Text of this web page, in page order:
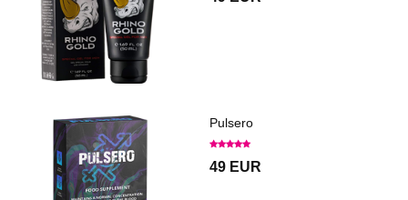
Pulsero
49 EUR